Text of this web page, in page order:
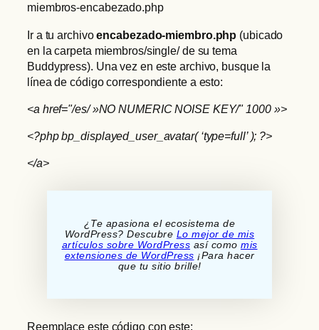
miembros-encabezado.php
Ir a tu archivoencabezado-miembro.php (ubicado
en la carpeta miembros/single/ de su tema
Buddypress). Una vez en este archivo, busque la
línea de código correspondiente a esto:
<a href="/es/ »NO NUMERIC NOISE KEY/" 1000 »>
<?php bp_displayed_user_avatar( ‘type=full’ ); ?>
</a>
¿Te apasiona el ecosistema de
WordPress? Descubre Lo mejor de mis
artículos sobre WordPress así como mis
extensiones de WordPress ¡Para hacer
que tu sitio brille!
Reemplace este código con este: